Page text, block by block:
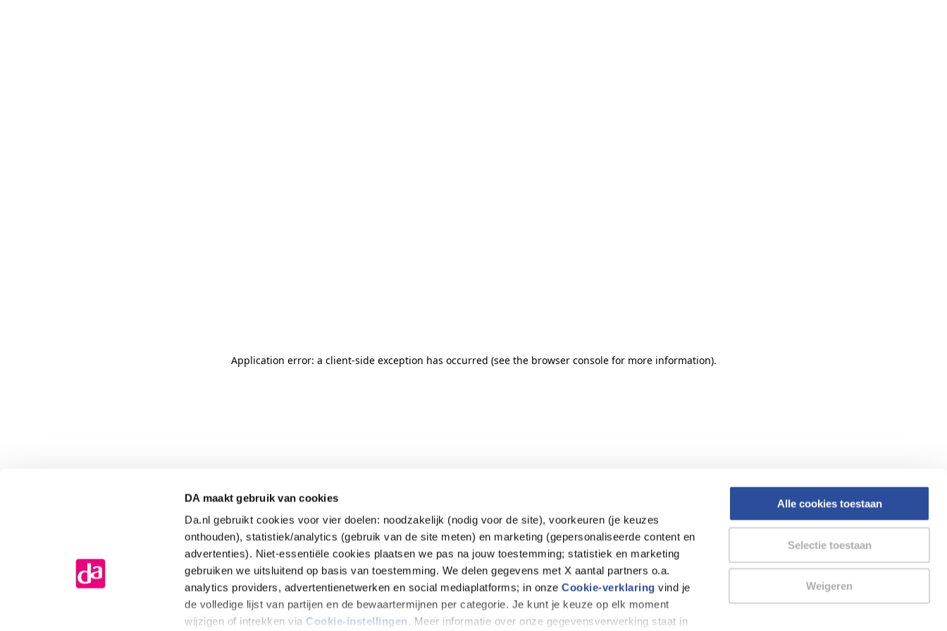
DA maakt gebruik van cookies
Da.nl gebruikt cookies voor vier doelen: noodzakelijk (nodig voor de site), voorkeuren (je keuzes
onthouden), statistiek/analytics (gebruik van de site meten) en marketing (gepersonaliseerde content en
advertenties). Niet-essentiële cookies plaatsen we pas na jouw toestemming; statistiek en marketing
gebruiken we uitsluitend op basis van toestemming. We delen gegevens met X aantal partners o.a.
analytics providers, advertentienetwerken en social mediaplatforms; in onzeCookie-verklaring vind je
de volledige lijst van partijen en de bewaartermijnen per categorie. Je kunt je keuze op elk moment
wijzigen of intrekken via Cookie-instellingen. Meer informatie over onze gegevensverwerking staat in
Alle cookies toestaan
Selectie toestaan
Weigeren
Application error: a client-side exception has occurred (see the browser console for more information).